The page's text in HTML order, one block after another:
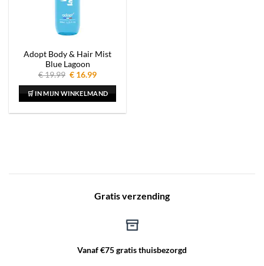
Adopt Body & Hair Mist
Blue Lagoon
€19.99 Oorspronkelijke
was:
€ 19.99.
€ 16.99Huidige
is:
€ 16.99.
🛒 IN MIJN WINKELMAND
Gratis verzending
Vanaf €75 gratis thuisbezorgd